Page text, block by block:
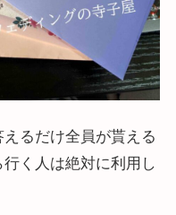
るだけ全員が貰える
く人は絶対に利用し